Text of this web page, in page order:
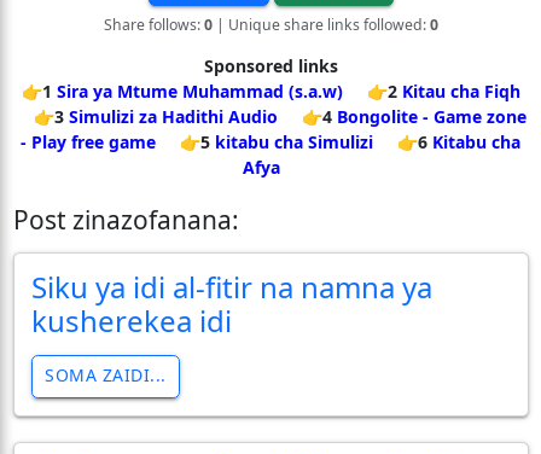
Share follows:0| Unique share links followed:0
Sponsored links
👉1 Sira ya Mtume Muhammad (s.a.w) 👉2 Kitau cha Fiqh
👉3 Simulizi za Hadithi Audio 👉4 Bongolite - Game zone
- Play free game
👉5 kitabu cha Simulizi 👉6 Kitabu cha
Afya
Post zinazofanana:
Siku ya idi al-fitir na namna ya
kusherekea idi
SOMA ZAIDI...